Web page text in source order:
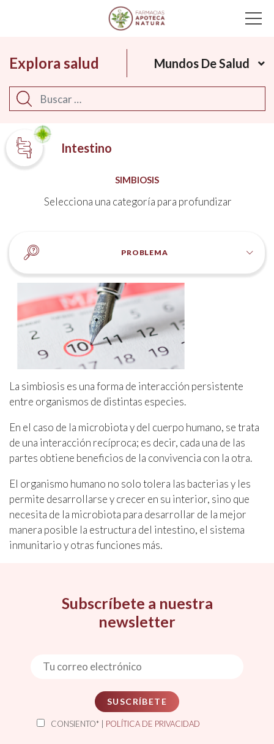
Main Navigation
Explora salud Mundos De Salud
Buscar
Intestino
SIMBIOSIS
Selecciona una categoría para profundizar
PROBLEMA
La simbiosis es una forma de interacción persistente
entre organismos de distintas especies.
En el caso de la microbiota y del cuerpo humano, se trata
de una interacción recíproca; es decir, cada una de las
partes obtiene beneficios de la convivencia con la otra.
El organismo humano no solo tolera las bacterias y les
permite desarrollarse y crecer en su interior, sino que
necesita de la microbiota para desarrollar de la mejor
manera posible la estructura del intestino, el sistema
inmunitario y otras funciones más.
Subscríbete a nuestra
newsletter
SUSCRÍBETE
CONSIENTO* | POLÍTICA DE PRIVACIDAD